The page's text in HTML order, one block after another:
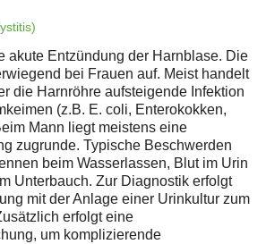
akute Entzündung der Harnblase. Die
bei Frauen auf. Meist handelt
die Harnröhre aufsteigende Infektion
(z.B. E. coli, Enterokokken,
Mann liegt meistens eine
zugrunde. Typische Beschwerden
beim Wasserlassen, Blut im Urin
Unterbauch. Zur Diagnostik erfolgt
mit der Anlage einer Urinkultur zum
erfolgt eine
um komplizierende